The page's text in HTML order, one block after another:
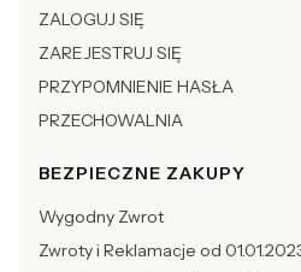
ZALOGUJ SIĘ
ZAREJESTRUJ SIĘ
PRZYPOMNIENIE HASŁA
PRZECHOWALNIA
BEZPIECZNE ZAKUPY
Wygodny Zwrot
Zwroty i Reklamacje od